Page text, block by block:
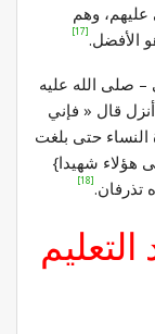
وهم
الأفضل.[17]
– صلى الله عليه
قال « فإني
حتى بلغت
هؤلاء شهيدا}
[18]